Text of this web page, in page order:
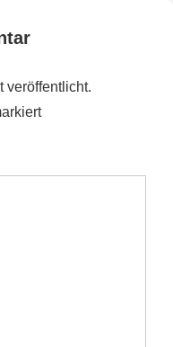
veröffentlicht.